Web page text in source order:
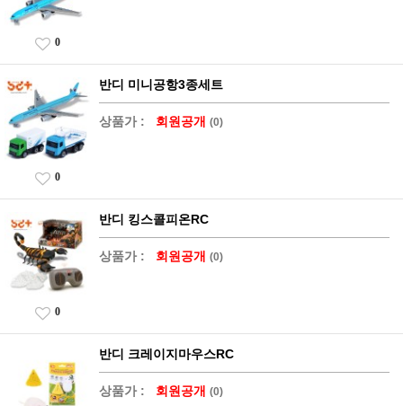
0
반디 미니공항3종세트
상품가 : 회원공개 (0)
0
반디 킹스콜피온RC
상품가 : 회원공개 (0)
0
반디 크레이지마우스RC
상품가 : 회원공개 (0)